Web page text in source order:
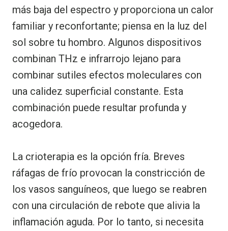
más baja del espectro y proporciona un calor
familiar y reconfortante; piensa en la luz del
sol sobre tu hombro. Algunos dispositivos
combinan THz e infrarrojo lejano para
combinar sutiles efectos moleculares con
una calidez superficial constante. Esta
combinación puede resultar profunda y
acogedora.
La crioterapia es la opción fría. Breves
ráfagas de frío provocan la constricción de
los vasos sanguíneos, que luego se reabren
con una circulación de rebote que alivia la
inflamación aguda. Por lo tanto, si necesita